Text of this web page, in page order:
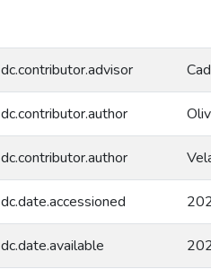
dc.contributor.advisor
dc.contributor.author
dc.contributor.author
dc.date.accessioned
dc.date.available